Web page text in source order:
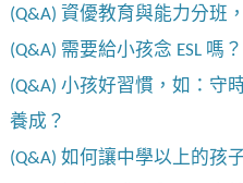
(Q&A) 資優教育與能力分班
(Q&A) 需要給小孩念 ESL 嗎
(Q&A) 小孩好習慣，如：守
養成？
(Q&A) 如何讓中學以上的孩